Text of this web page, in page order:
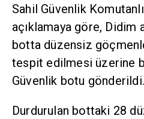
Sahil Güvenlik
açıklamaya göre, Didim
botta düzensiz
tespit edilmesi üzerine
Güvenlik botu gönderildi.
Durdurulan bottaki 28